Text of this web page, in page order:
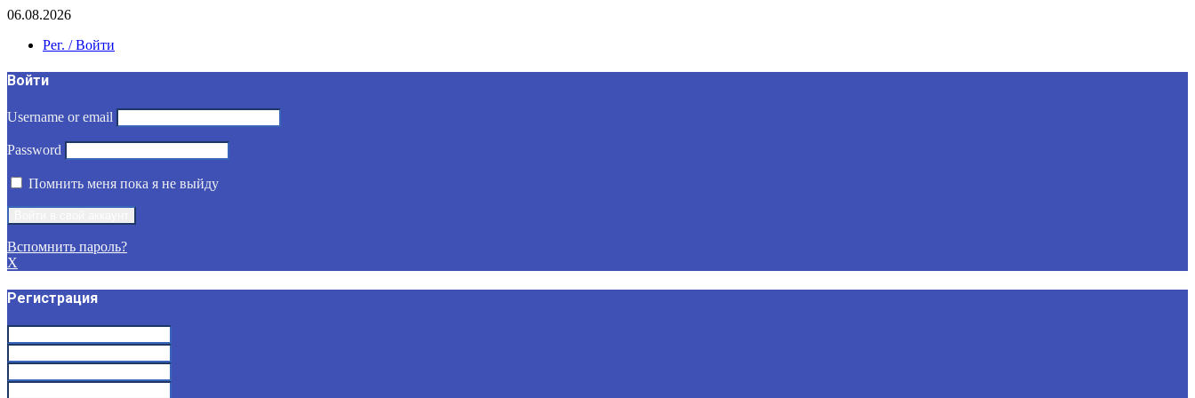
06.08.2026
Рег. / Войти
Войти
Username or email
Password
Помнить меня пока я не выйду
Вспомнить пароль?
X
Регистрация